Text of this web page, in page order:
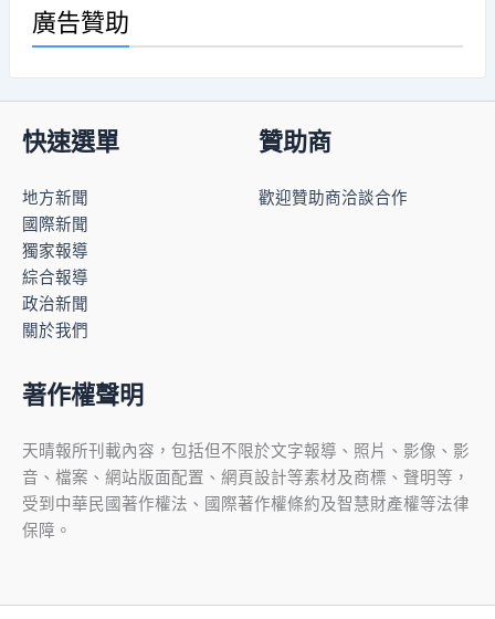
廣告贊助
快速選單
地方新聞
國際新聞
獨家報導
綜合報導
政治新聞
關於我們
贊助商
歡迎贊助商洽談合作
著作權聲明
天晴報所刊載內容，包括但不限於文字報導、照片、影像、影
音、檔案、網站版面配置、網頁設計等素材及商標、聲明等，
受到中華民國著作權法、國際著作權條約及智慧財產權等法律
保障。